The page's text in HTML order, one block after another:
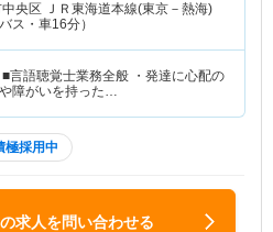
央区 ＪＲ東海道本線(東京－熱海)
ス・車16分）
■言語聴覚士業務全般 ・発達に心配の
障がいを持った…
極採用中
求人を問い合わせる